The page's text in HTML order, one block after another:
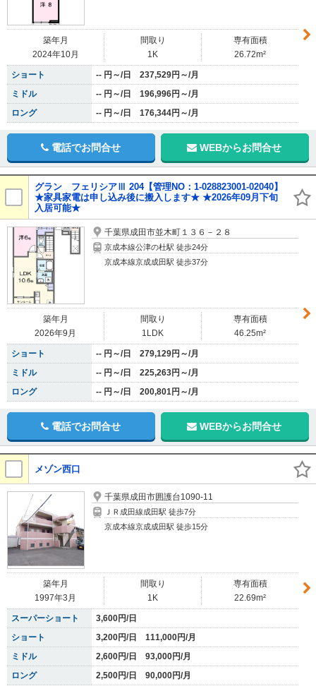
築年月
2024年10月
間取り
1K
専有面積
26.72m²
ショート
-- 円～/日 237,529円～/月
ミドル
-- 円～/日 196,996円～/月
ロング
-- 円～/日 176,344円～/月
電話でお問合せ WEBからお問合せ
グラン フェリシアⅢ 204【管理NO：1-028823001-02040】
★家具家電は申し込み後に搬入します★ ★2026年09月下旬
入居可能★
千葉県成田市並木町１３６－２８
京成本線公津の杜駅 徒歩24分
京成本線京成成田駅 徒歩37分
築年月
2026年9月
間取り
1LDK
専有面積
46.25m²
ショート
-- 円～/日 279,129円～/月
ミドル
-- 円～/日 225,263円～/月
ロング
-- 円～/日 200,801円～/月
電話でお問合せ WEBからお問合せ
メゾン西口
千葉県成田市囲護台1090-11
ＪＲ成田線成田駅 徒歩7分
京成本線京成成田駅 徒歩15分
築年月
1997年3月
間取り
1K
専有面積
22.69m²
スーパーショート
3,600円/日
ショート
3,200円/日 111,000円/月
ミドル
2,600円/日 93,000円/月
ロング
2,500円/日 90,000円/月